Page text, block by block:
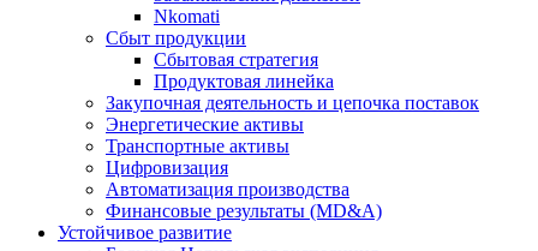
Nkomati
Сбыт продукции
Сбытовая стратегия
Продуктовая линейка
Закупочная деятельность и цепочка поставок
Энергетические активы
Транспортные активы
Цифровизация
Автоматизация производства
Финансовые результаты (MD&A)
Устойчивое развитие